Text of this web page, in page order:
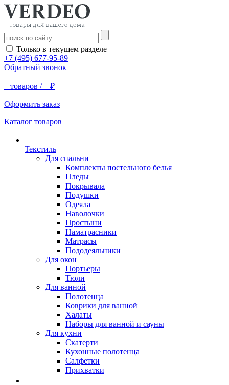
Только в текущем разделе
+7 (495) 677-95-89
Обратный звонок
– товаров /– ₽
Оформить заказ
Каталог товаров
Текстиль
Для спальни
Комплекты постельного белья
Пледы
Покрывала
Подушки
Одеяла
Наволочки
Простыни
Наматрасники
Матрасы
Пододеяльники
Для окон
Портьеры
Тюли
Для ванной
Полотенца
Коврики для ванной
Халаты
Наборы для ванной и сауны
Для кухни
Скатерти
Кухонные полотенца
Салфетки
Прихватки